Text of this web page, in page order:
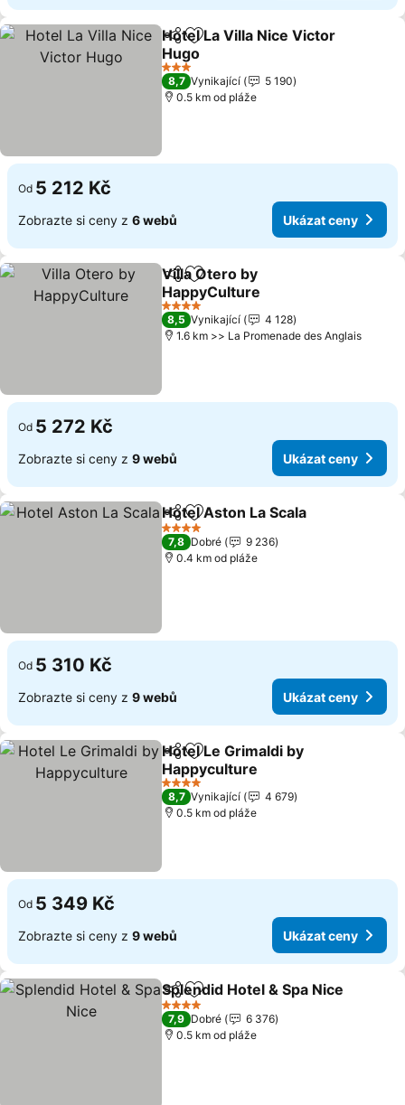
SdíletPřidat na seznam oblíbených
Hotel La Villa Nice Victor
Hugo
3 Počet hvězdiček
8,7 Vynikající
5 190
0.5 km od pláže
Od 5 212 Kč
Zobrazte si ceny z 6 webů Ukázat ceny
SdíletPřidat na seznam oblíbených
Villa Otero by
HappyCulture
4 Počet hvězdiček
8,5 Vynikající
4 128
1.6 km >> La Promenade des Anglais
Od 5 272 Kč
Zobrazte si ceny z 9 webů Ukázat ceny
SdíletPřidat na seznam oblíbených
Hotel Aston La Scala
4 Počet hvězdiček
7,8 Dobré
9 236
0.4 km od pláže
Od 5 310 Kč
Zobrazte si ceny z 9 webů Ukázat ceny
SdíletPřidat na seznam oblíbených
Hotel Le Grimaldi by
Happyculture
4 Počet hvězdiček
8,7 Vynikající
4 679
0.5 km od pláže
Od 5 349 Kč
Zobrazte si ceny z 9 webů Ukázat ceny
SdíletPřidat na seznam oblíbených
Splendid Hotel & Spa Nice
4 Počet hvězdiček
7,9 Dobré
6 376
0.5 km od pláže